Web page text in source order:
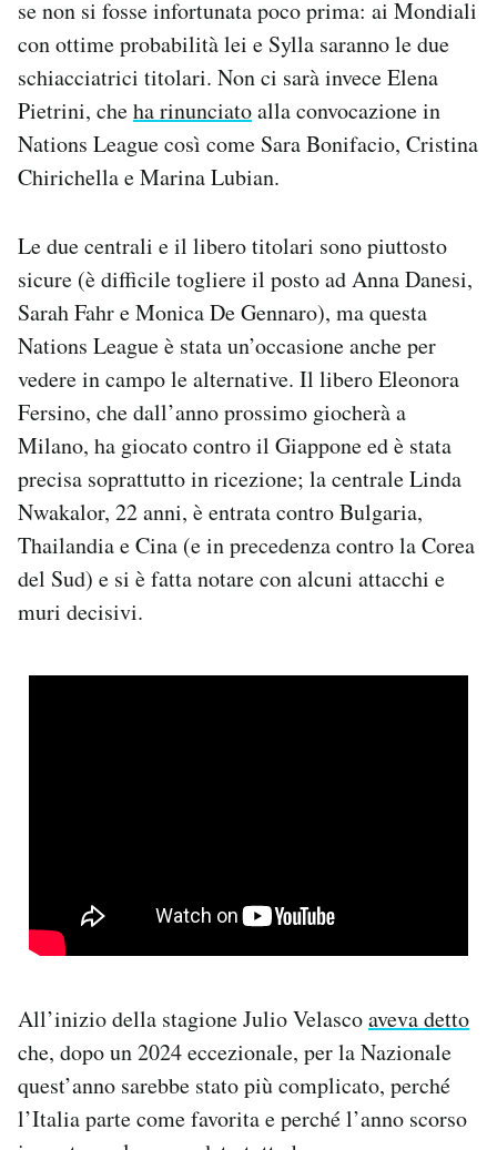
se non si fosse infortunata poco prima: ai Mondiali
con ottime probabilità lei e Sylla saranno le due
schiacciatrici titolari. Non ci sarà invece Elena
Pietrini, cheha rinunciatoalla convocazione in
Nations League così come Sara Bonifacio, Cristina
Chirichella e Marina Lubian.
Le due centrali e il libero titolari sono piuttosto
sicure (è difficile togliere il posto ad Anna Danesi,
Sarah Fahr e Monica De Gennaro), ma questa
Nations League è stata un’occasione anche per
vedere in campo le alternative. Il libero Eleonora
Fersino, che dall’anno prossimo giocherà a
Milano, ha giocato contro il Giappone ed è stata
precisa soprattutto in ricezione; la centrale Linda
Nwakalor, 22 anni, è entrata contro Bulgaria,
Thailandia e Cina (e in precedenza contro la Corea
del Sud) e si è fatta notare con alcuni attacchi e
muri decisivi.
All’inizio della stagione Julio Velascoaveva detto
che, dopo un 2024 eccezionale, per la Nazionale
quest’anno sarebbe stato più complicato, perché
l’Italia parte come favorita e perché l’anno scorso